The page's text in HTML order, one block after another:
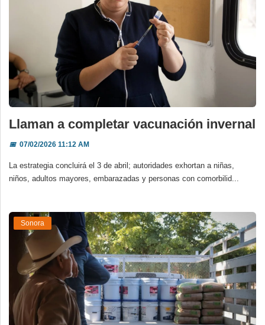
Llaman a completar vacunación invernal
📅07/02/2026 11:12 AM
La estrategia concluirá el 3 de abril; autoridades exhortan a niñas,
niños, adultos mayores, embarazadas y personas con comorbilid...
Sonora